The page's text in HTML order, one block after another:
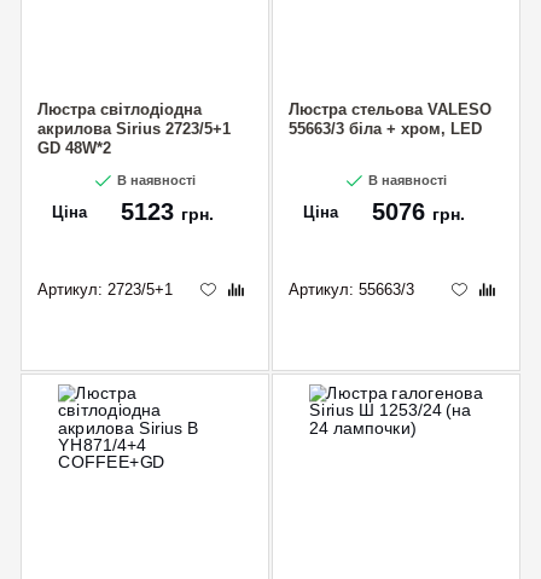
Люстра світлодіодна
акрилова Sirius 2723/5+1
GD 48W*2
В наявності
Ціна 5123 грн.
Артикул: 2723/5+1
Люстра стельова VALESO
55663/3 біла + хром, LED
В наявності
Ціна 5076 грн.
Артикул: 55663/3